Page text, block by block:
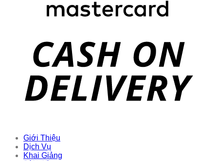
Giới Thiệu
Dịch Vụ
Khai Giảng